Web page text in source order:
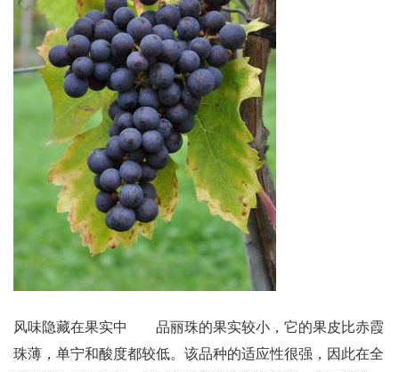
风味隐藏在果实中 品丽珠的果实较小，它的果皮比赤霞
珠薄，单宁和酸度都较低。该品种的适应性很强，因此在全